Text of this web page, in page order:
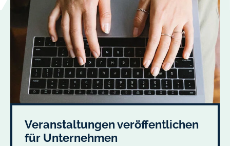
Veranstaltungen veröffentlichen
für Unternehmen